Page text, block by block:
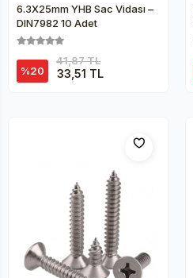
6.3X25mm YHB Sac Vidası –
DIN7982 10 Adet
%20
41,87 TL
33,51 TL